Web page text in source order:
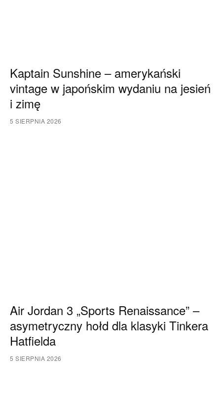
Kaptain Sunshine – amerykański
vintage w japońskim wydaniu na jesień
i zimę
5 SIERPNIA 2026
Air Jordan 3 „Sports Renaissance” –
asymetryczny hołd dla klasyki Tinkera
Hatfielda
5 SIERPNIA 2026